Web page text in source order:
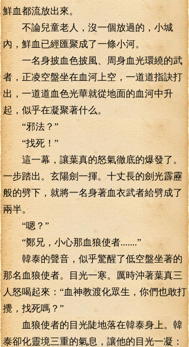
鮮血都流放出來。
不論兒童老人，沒一個放過的，小城
內，鮮血已經匯聚成了一條小河。
一名身披血色披風、周身血光環繞的武
者，正凌空盤坐在血河上空，一道道指訣打
出，一道道血色光華就從地面的血河中升
起，似乎在凝聚著什么。
“邪法？”
“找死！”
這一幕，讓葉真的怒氣徹底的爆發了。
一步踏出。玄陽劍一揮。十丈長的劍光霹靂
般的劈下，就將一名身著血衣武者給劈成了
兩半。
“嗯？”
“鄭兄，小心那血狼使者.......”
韓泰的聲音，似乎驚醒了低空盤坐著的
那名血狼使者。目光一寒。厲時沖著葉真三
人怒喝起來：“血神教渡化眾生，你們也敢打
攪，找死嗎？”
血狼使者的目光陡地落在韓泰身上。韓
泰卻化靈境三重的氣息，讓他的目光一凝：